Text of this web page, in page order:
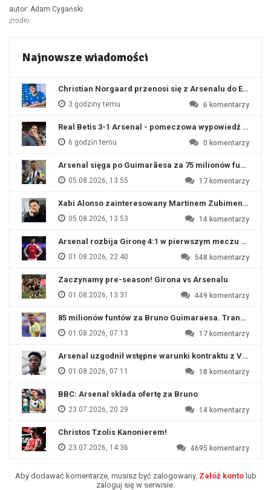
autor: Adam Cygański
źrodło:
Najnowsze wiadomości
Christian Norgaard przenosi się z Arsenalu do
3 godziny temu 6 komentarzy
Real Betis 3-1 Arsenal - pomeczowa wypowiedź Artety
6 godzin temu 0 komentarzy
Arsenal sięga po Guimarãesa za 75 milionów funtów
05.08.2026, 13:55 17 komentarzy
Xabi Alonso zainteresowany Martinem Zubimendim
05.08.2026, 13:53 14 komentarzy
Arsenal rozbija Gironę 4:1 w pierwszym meczu
01.08.2026, 22:40 548 komentarzy
Zaczynamy pre-season! Girona vs Arsenalu
01.08.2026, 13:31 449 komentarzy
85 milionów funtów za Bruno Guimaraesa. Transfer
01.08.2026, 07:13 17 komentarzy
Arsenal uzgodnił wstępne warunki kontraktu z
01.08.2026, 07:11 18 komentarzy
BBC: Arsenal składa ofertę za Bruno
23.07.2026, 20:29 14 komentarzy
Christos Tzolis Kanonierem!
23.07.2026, 14:36 4695 komentarzy
Aby dodawać komentarze, musisz być zalogowany. Załóż kontolub
zaloguj się w serwisie.